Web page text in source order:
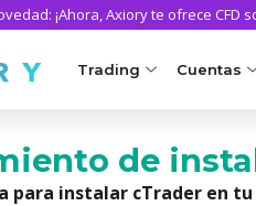
¡Ahora, Axiory te ofrece
Trading
MERCADOS
Clash CFDs NUEVO
Cuentas
Axiory
de
para instalar cTrader en tu